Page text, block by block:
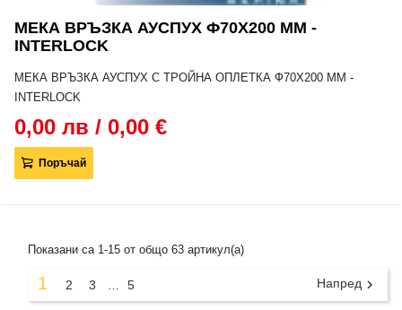
МЕКА ВРЪЗКА АУСПУХ Ф70Х200 MM -
INTERLOCK
МЕКА ВРЪЗКА АУСПУХ С ТРОЙНА ОПЛЕТКА Ф70Х200 MM -
INTERLOCK
0,00 лв / 0,00 €
Поръчай
Показани са 1-15 от общо 63 артикул(а)
1 2 3 … 5 Напред 